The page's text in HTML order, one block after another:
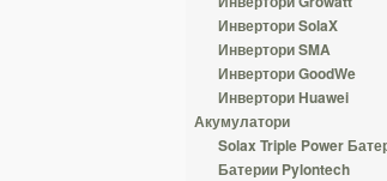
Инвертори SolaX
Инвертори SMA
Инвертори GoodWe
Инвертори Huawei
Акумулатори
Solax Triple Power
Батерии Pylontech